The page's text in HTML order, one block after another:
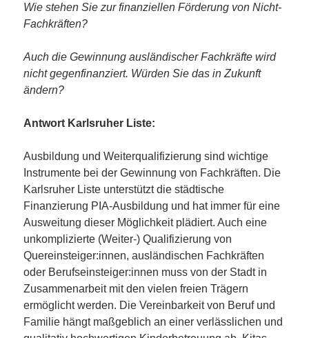
Wie stehen Sie zur finanziellen Förderung von Nicht-
Fachkräften?
Auch die Gewinnung ausländischer Fachkräfte wird
nicht gegenfinanziert. Würden Sie das in Zukunft
ändern?
Antwort Karlsruher Liste:
Ausbildung und Weiterqualifizierung sind wichtige
Instrumente bei der Gewinnung von Fachkräften. Die
Karlsruher Liste unterstützt die städtische
Finanzierung PIA-Ausbildung und hat immer für eine
Ausweitung dieser Möglichkeit plädiert. Auch eine
unkomplizierte (Weiter-) Qualifizierung von
Quereinsteiger:innen, ausländischen Fachkräften
oder Berufseinsteiger:innen muss von der Stadt in
Zusammenarbeit mit den vielen freien Trägern
ermöglicht werden. Die Vereinbarkeit von Beruf und
Familie hängt maßgeblich an einer verlässlichen und